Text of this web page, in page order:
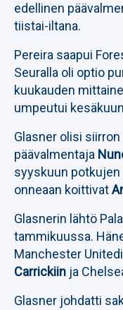
edellinen
tiistai-iltana.
Pereira saapui
Seuralla oli optio
kuukauden
umpeutui
Glasner olisi
päävalmentaja
syyskuun potkujen
onneaan koittivat
Glasnerin lähtö
tammikuussa.
Manchester
Carrickiin ja
Glasner johdatti